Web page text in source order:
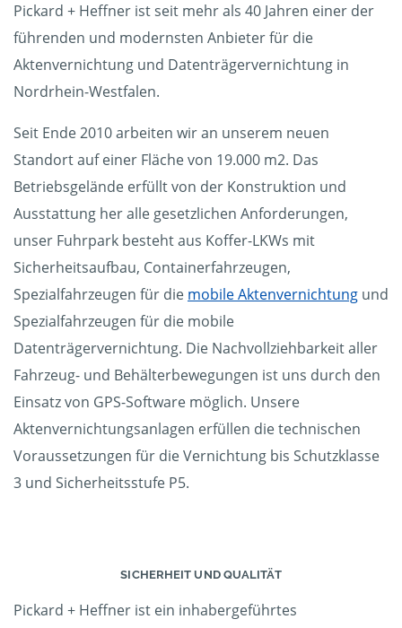
Pickard + Heffner ist seit mehr als 40 Jahren einer der
führenden und modernsten Anbieter für die
Aktenvernichtung und Datenträgervernichtung in
Nordrhein-Westfalen.
Seit Ende 2010 arbeiten wir an unserem neuen
Standort auf einer Fläche von 19.000 m2. Das
Betriebsgelände erfüllt von der Konstruktion und
Ausstattung her alle gesetzlichen Anforderungen,
unser Fuhrpark besteht aus Koffer-LKWs mit
Sicherheitsaufbau, Containerfahrzeugen,
Spezialfahrzeugen für die mobile Aktenvernichtung und
Spezialfahrzeugen für die mobile
Datenträgervernichtung. Die Nachvollziehbarkeit aller
Fahrzeug- und Behälterbewegungen ist uns durch den
Einsatz von GPS-Software möglich. Unsere
Aktenvernichtungsanlagen erfüllen die technischen
Voraussetzungen für die Vernichtung bis Schutzklasse
3 und Sicherheitsstufe P5.
SICHERHEIT UND QUALITÄT
Pickard + Heffner ist ein inhabergeführtes